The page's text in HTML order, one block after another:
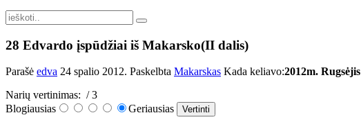
28 Edvardo įspūdžiai iš Makarsko(II dalis)
Parašė edva 24 spalio 2012. Paskelbta Makarskas Kada keliavo:2012m. Rugsėjis
Narių vertinimas: / 3
Blogiausias
Geriausias